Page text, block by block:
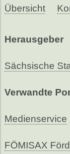
Übersicht
Herausgeber
Sächsische
Verwandte
Medienservice
FÖMISAX